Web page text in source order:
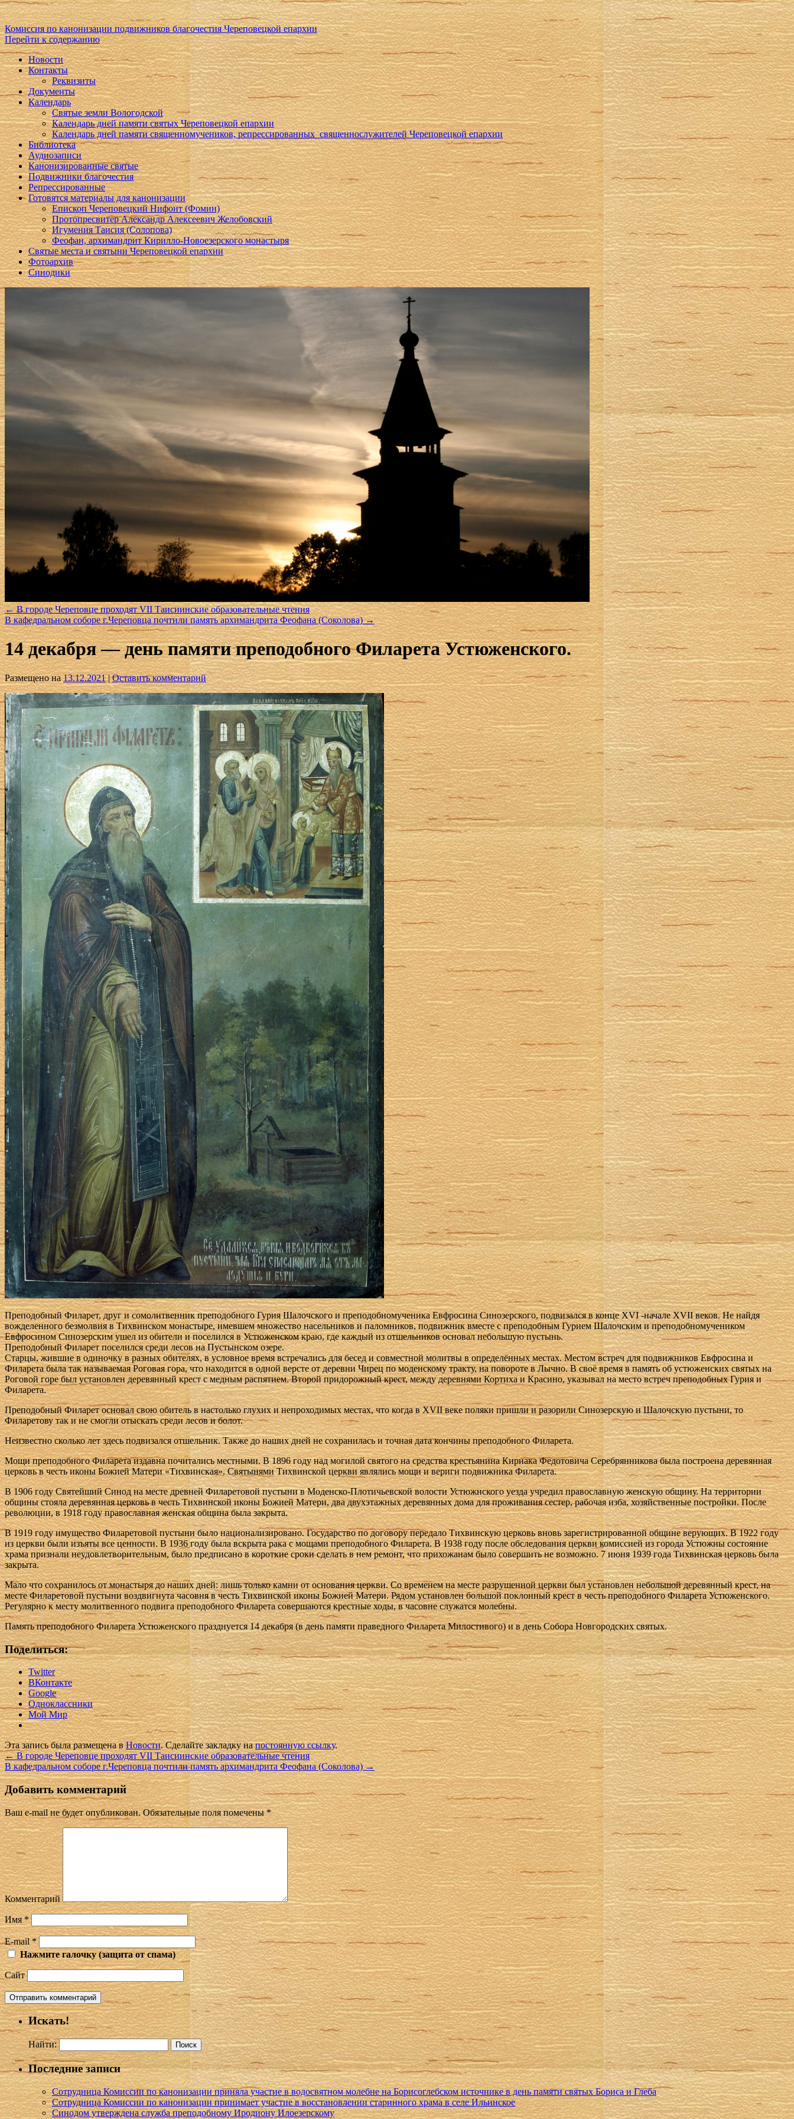
Комиссия по канонизации подвижников благочестия Череповецкой епархии
Перейти к содержанию
Новости
Контакты
Реквизиты
Документы
Календарь
Святые земли Вологодской
Календарь дней памяти святых Череповецкой епархии
Календарь дней памяти священномучеников, репрессированных священнослужителей Череповецкой епархии
Библиотека
Аудиозаписи
Канонизированные святые
Подвижники благочестия
Репрессированные
Готовятся материалы для канонизации
Епископ Череповецкий Нифонт (Фомин)
Протопресвитер Александр Алексеевич Желобовский
Игумения Таисия (Солопова)
Феофан, архимандрит Кирилло-Новоезерского монастыря
Святые места и святыни Череповецкой епархии
Фотоархив
Синодики
←В городе Череповце проходят VII Таисиинские образовательные чтения
В кафедральном соборе г.Череповца почтили память архимандрита Феофана (Соколова)→
14 декабря — день памяти преподобного Филарета Устюженского.
Размещено на 13.12.2021 | Оставить комментарий
Преподобный Филарет, друг и сомолитвенник преподобного Гурия Шалочского и преподобномученика Евфросина Синозерского, подвизался в конце XVI -начале XVII веков. Не найдя
вожделенного безмолвия в Тихвинском монастыре, имевшем множество насельников и паломников, подвижник вместе с преподобным Гурием Шалочским и преподобномучеником
Евфросином Синозерским ушел из обители и поселился в Устюженском краю, где каждый из отшельников основал небольшую пустынь.
Преподобный Филарет поселился среди лесов на Пустынском озере.
Старцы, жившие в одиночку в разных обителях, в условное время встречались для бесед и совместной молитвы в определённых местах. Местом встреч для подвижников Евфросина и
Филарета была так называемая Роговая гора, что находится в одной версте от деревни Чирец по моденскому тракту, на повороте в Лычно. В своё время в память об устюженских святых на
Роговой горе был установлен деревянный крест с медным распятием. Второй придорожный крест, между деревнями Кортиха и Красино, указывал на место встреч преподобных Гурия и
Филарета.
Преподобный Филарет основал свою обитель в настолько глухих и непроходимых местах, что когда в XVII веке поляки пришли и разорили Синозерскую и Шалочскую пустыни, то
Филаретову так и не смогли отыскать среди лесов и болот.
Неизвестно сколько лет здесь подвизался отшельник. Также до наших дней не сохранилась и точная дата кончины преподобного Филарета.
Мощи преподобного Филарета издавна почитались местными. В 1896 году над могилой святого на средства крестьянина Кириака Федотовича Серебрянникова была построена деревянная
церковь в честь иконы Божией Матери «Тихвинская». Святынями Тихвинской церкви являлись мощи и вериги подвижника Филарета.
В 1906 году Святейший Синод на месте древней Филаретовой пустыни в Моденско-Плотичьевской волости Устюжнского уезда учредил православную женскую общину. На территории
общины стояла деревянная церковь в честь Тихвинской иконы Божией Матери, два двухэтажных деревянных дома для проживания сестер, рабочая изба, хозяйственные постройки. После
революции, в 1918 году православная женская община была закрыта.
В 1919 году имущество Филаретовой пустыни было национализировано. Государство по договору передало Тихвинскую церковь вновь зарегистрированной общине верующих. В 1922 году
из церкви были изъяты все ценности. В 1936 году была вскрыта рака с мощами преподобного Филарета. В 1938 году после обследования церкви комиссией из города Устюжны состояние
храма признали неудовлетворительным, было предписано в короткие сроки сделать в нем ремонт, что прихожанам было совершить не возможно. 7 июня 1939 года Тихвинская церковь была
закрыта.
Мало что сохранилось от монастыря до наших дней: лишь только камни от основания церкви. Со временем на месте разрушенной церкви был установлен небольшой деревянный крест, на
месте Филаретовой пустыни воздвигнута часовня в честь Тихвинской иконы Божией Матери. Рядом установлен большой поклонный крест в честь преподобного Филарета Устюженского.
Регулярно к месту молитвенного подвига преподобного Филарета совершаются крестные ходы, в часовне служатся молебны.
Память преподобного Филарета Устюженского празднуется 14 декабря (в день памяти праведного Филарета Милостивого) и в день Собора Новгородских святых.
Поделиться:
Twitter
ВКонтакте
Google
Одноклассники
Мой Мир
Эта запись была размещена вНовости. Сделайте закладку напостоянную ссылку.
←В городе Череповце проходят VII Таисиинские образовательные чтения
В кафедральном соборе г.Череповца почтили память архимандрита Феофана (Соколова)→
Добавить комментарий
Ваш e-mail не будет опубликован.Обязательные поля помечены*
Комментарий
Имя*
E-mail*
Нажмите галочку (защита от спама)
Сайт
Искать!
Найти:
Последние записи
Сотрудница Комиссии по канонизации приняла участие в водосвятном молебне на Борисоглебском источнике в день памяти святых Бориса и Глеба
Сотрудница Комиссии по канонизации принимает участие в восстановлении старинного храма в селе Ильинское
Синодом утверждена служба преподобному Иродиону Илоезерскому